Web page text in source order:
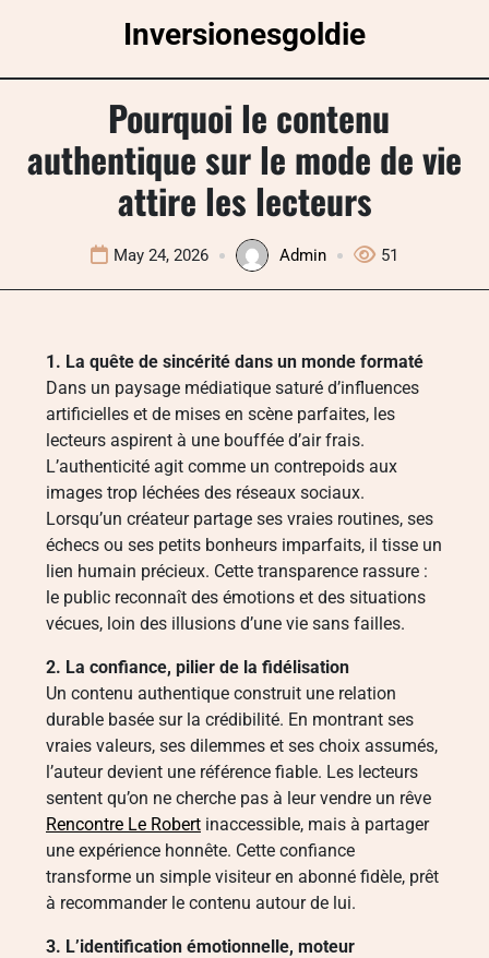
Inversionesgoldie
Pourquoi le contenu
authentique sur le mode de vie
attire les lecteurs
May 24, 2026 Admin 51
1. La quête de sincérité dans un monde formaté
Dans un paysage médiatique saturé d’influences
artificielles et de mises en scène parfaites, les
lecteurs aspirent à une bouffée d’air frais.
L’authenticité agit comme un contrepoids aux
images trop léchées des réseaux sociaux.
Lorsqu’un créateur partage ses vraies routines, ses
échecs ou ses petits bonheurs imparfaits, il tisse un
lien humain précieux. Cette transparence rassure :
le public reconnaît des émotions et des situations
vécues, loin des illusions d’une vie sans failles.
2. La confiance, pilier de la fidélisation
Un contenu authentique construit une relation
durable basée sur la crédibilité. En montrant ses
vraies valeurs, ses dilemmes et ses choix assumés,
l’auteur devient une référence fiable. Les lecteurs
sentent qu’on ne cherche pas à leur vendre un rêve
Rencontre Le Robert inaccessible, mais à partager
une expérience honnête. Cette confiance
transforme un simple visiteur en abonné fidèle, prêt
à recommander le contenu autour de lui.
3. L’identification émotionnelle, moteur